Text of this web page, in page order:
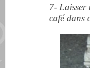
7- Laisser
café dans